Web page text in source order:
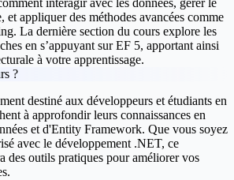
interagir avec les données, gérer le
et appliquer des méthodes avancées comme
La dernière section du cours explore les
en s’appuyant sur EF 5, apportant ainsi
à votre apprentissage.
?
destiné aux développeurs et étudiants en
à approfondir leurs connaissances en
et d'Entity Framework. Que vous soyez
avec le développement .NET, ce
des outils pratiques pour améliorer vos